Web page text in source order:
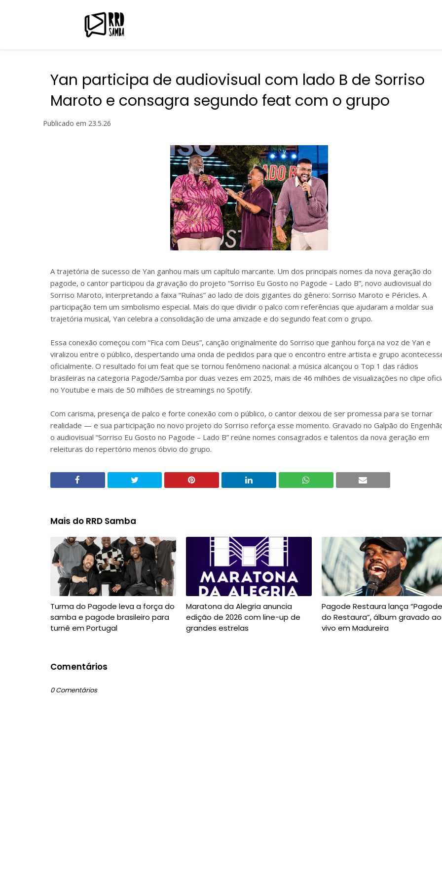
Yan participa de audiovisual com lado B de Sorriso
Maroto e consagra segundo feat com o grupo
Publicado em 23.5.26
A trajetória de sucesso de Yan ganhou mais um capítulo marcante. Um dos principais nomes da nova geração do
pagode, o cantor participou da gravação do projeto “Sorriso Eu Gosto no Pagode – Lado B”, novo audiovisual do
Sorriso Maroto, interpretando a faixa “Ruínas” ao lado de dois gigantes do gênero: Sorriso Maroto e Péricles. A
participação tem um simbolismo especial. Mais do que dividir o palco com referências que ajudaram a moldar sua
trajetória musical, Yan celebra a consolidação de uma amizade e do segundo feat com o grupo.
Essa conexão começou com “Fica com Deus”, canção originalmente do Sorriso que ganhou força na voz de Yan e
viralizou entre o público, despertando uma onda de pedidos para que o encontro entre artista e grupo
oficialmente. O resultado foi um feat que se tornou fenômeno nacional: a música alcançou o Top 1 das rádios
brasileiras na categoria Pagode/Samba por duas vezes em 2025, mais de 46 milhões de visualizações no clipe
no Youtube e mais de 50 milhões de streamings no Spotify.
Com carisma, presença de palco e forte conexão com o público, o cantor deixou de ser promessa para se tornar
realidade — e sua participação no novo projeto do Sorriso reforça esse momento. Gravado no Galpão do
o audiovisual “Sorriso Eu Gosto no Pagode – Lado B” reúne nomes consagrados e talentos da nova geração em
releituras do repertório menos óbvio do grupo.
Mais do RRD Samba
Turma do Pagode leva a força do
samba e pagode brasileiro para
turnê em Portugal
Maratona da Alegria anuncia
edição de 2026 com line-up de
grandes estrelas
Pagode Restaura lança “Pagode
do Restaura”, álbum gravado ao
vivo em Madureira
Comentários
0 Comentários